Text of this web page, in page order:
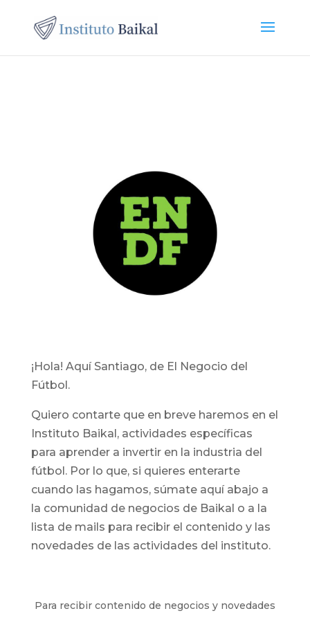
¡Hola! Aquí Santiago, de El Negocio del
Fútbol.
Quiero contarte que en breve haremos en el
Instituto Baikal, actividades específicas
para aprender a invertir en la industria del
fútbol. Por lo que, si quieres enterarte
cuando las hagamos, súmate aquí abajo a
la comunidad de negocios de Baikal o a la
lista de mails para recibir el contenido y las
novedades de las actividades del instituto.
Para recibir contenido de negocios y novedades